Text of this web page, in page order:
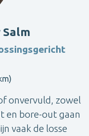
Salm
onvervuld, zowel
en bore-out gaan
vaak de losse